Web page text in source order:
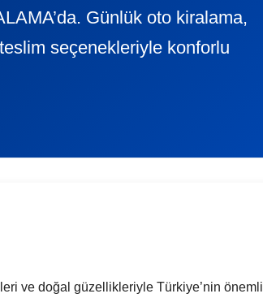
Günlük oto kiralama,
seçenekleriyle konforlu
ve doğal güzellikleriyle Türkiye’nin önemli